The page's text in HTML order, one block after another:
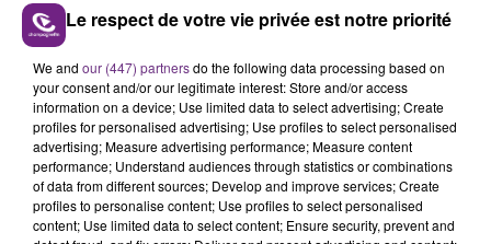
Grâce à l’engagement de l'association LesEtoiles, qui
accompagne des enfants et adolescents en soins ou
en rémission d’un cancer,Tom et Alix ont eu
l'opportunité de fouler le célèbre tapis rouge et de
monter les marches du Festival de Cannes.
Le respect de votre vie privée est notre priorité
We and our (447) partnersdo the following data processing based on
your consent and/or our legitimate interest: Store and/or access
information on a device; Use limited data to select advertising; Create
profiles for personalised advertising; Use profiles to select personalised
advertising; Measure advertising performance; Measure content
performance; Understand audiences through statistics or combinations
of data from different sources; Develop and improve services; Create
profiles to personalise content; Use profiles to select personalised
content; Use limited data to select content; Ensure security, prevent and